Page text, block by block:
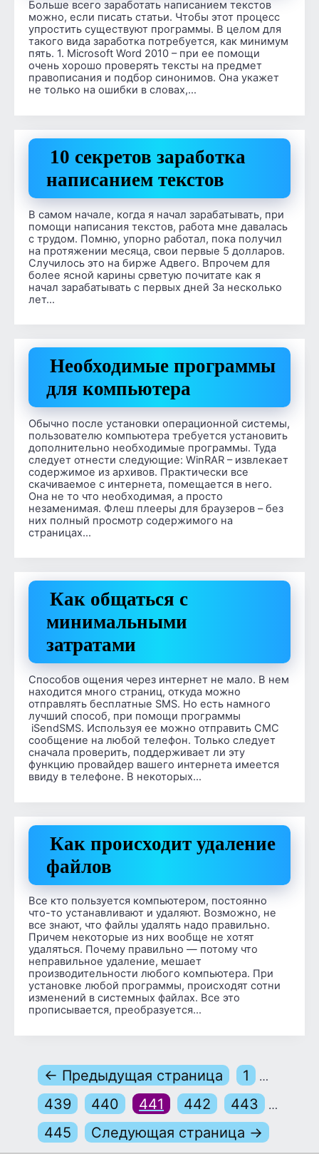
Больше всего заработать написанием текстов
можно, если писать статьи. Чтобы этот процесс
упростить существуют программы. В целом для
такого вида заработка потребуется, как минимум
пять. 1. Microsoft Word 2010 – при ее помощи
очень хорошо проверять тексты на предмет
правописания и подбор синонимов. Она укажет
не только на ошибки в словах,…
10 секретов заработка
написанием текстов
В самом начале, когда я начал зарабатывать, при
помощи написания текстов, работа мне давалась
с трудом. Помню, упорно работал, пока получил
на протяжении месяца, свои первые 5 долларов.
Случилось это на бирже Адвего. Впрочем для
более ясной карины срветую почитате как я
начал зарабатывать с первых дней За несколько
лет…
Необходимые программы
для компьютера
Обычно после установки операционной системы,
пользователю компьютера требуется установить
дополнительно необходимые программы. Туда
следует отнести следующие: WinRAR – извлекает
содержимое из архивов. Практически все
скачиваемое с интернета, помещается в него.
Она не то что необходимая, а просто
незаменимая. Флеш плееры для браузеров – без
них полный просмотр содержимого на
страницах…
Как общаться с
минимальными
затратами
Способов ощения через интернет не мало. В нем
находится много страниц, откуда можно
отправлять бесплатные SMS. Но есть намного
лучший способ, при помощи программы
iSendSMS. Используя ее можно отправить СМС
сообщение на любой телефон. Только следует
сначала проверить, поддерживает ли эту
функцию провайдер вашего интернета имеется
ввиду в телефоне. В некоторых…
Как происходит удаление
файлов
Все кто пользуется компьютером, постоянно
что-то устанавливают и удаляют. Возможно, не
все знают, что файлы удалять надо правильно.
Причем некоторые из них вообще не хотят
удаляться. Почему правильно — потому что
неправильное удаление, мешает
производительности любого компьютера. При
установке любой программы, происходят сотни
изменений в системных файлах. Все это
прописывается, преобразуется…
← Предыдущая страница 1 …
439 440 441 442 443 …
445 Следующая страница →